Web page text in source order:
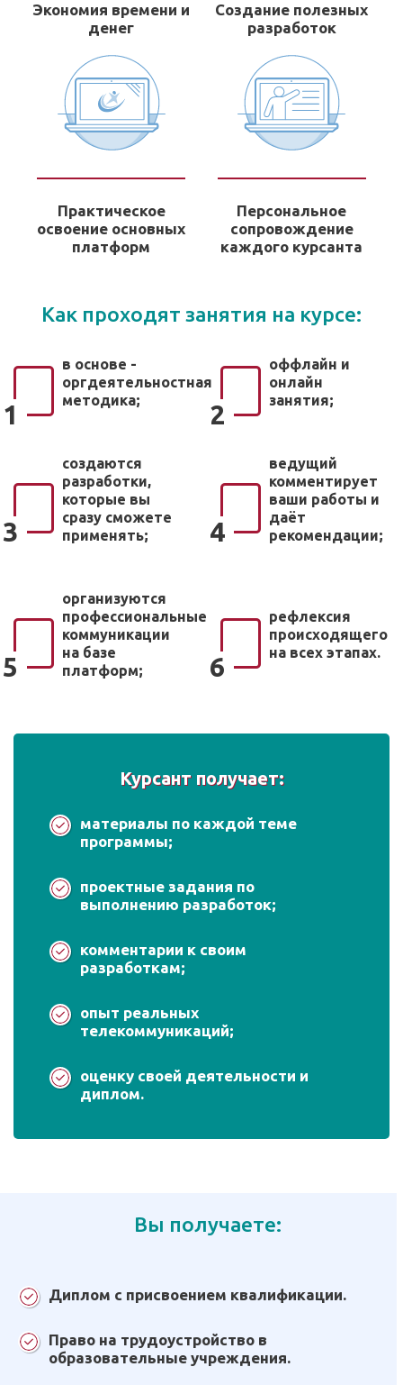
Экономия времени и
денег
Создание полезных
разработок
Практическое
освоение основных
платформ
Персональное
сопровождение
каждого курсанта
Как проходят занятия на курсе:
1
в основе -
оргдеятельностная
методика;
2
оффлайн и
онлайн
занятия;
3
создаются
разработки,
которые вы
сразу сможете
применять;
4
ведущий
комментирует
ваши работы и
даёт
рекомендации;
5
организуются
профессиональные
коммуникации
на базе
платформ;
6
рефлексия
происходящего
на всех этапах.
Курсант получает:
материалы по каждой теме
программы;
проектные задания по
выполнению разработок;
комментарии к своим
разработкам;
опыт реальных
телекоммуникаций;
оценку своей деятельности и
диплом.
Вы получаете:
Диплом с присвоением квалификации.
Право на трудоустройство в
образовательные учреждения.